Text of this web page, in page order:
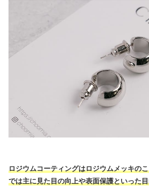
ロジウムコーティングはロジウムメッキの
では主に見た目の向上や表面保護といった